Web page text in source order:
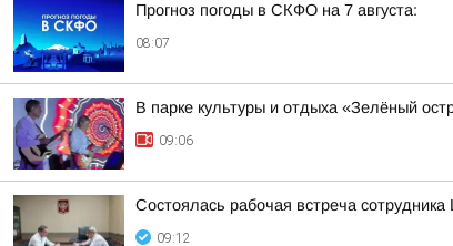
Прогноз погоды в СКФО на 7 августа:
08:07
В парке культуры и отдыха «Зелёный
09:06
Состоялась рабочая встреча
09:12